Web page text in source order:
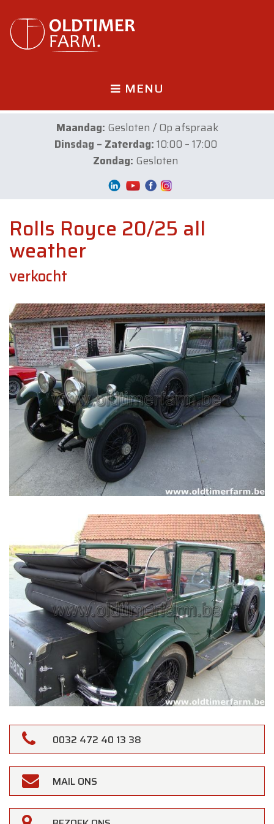
MENU
Maandag: Gesloten / Op afspraak
Dinsdag – Zaterdag:10:00 – 17:00
Zondag: Gesloten
Rolls Royce 20/25 all
weather
verkocht
0032 472 40 13 38
MAIL ONS